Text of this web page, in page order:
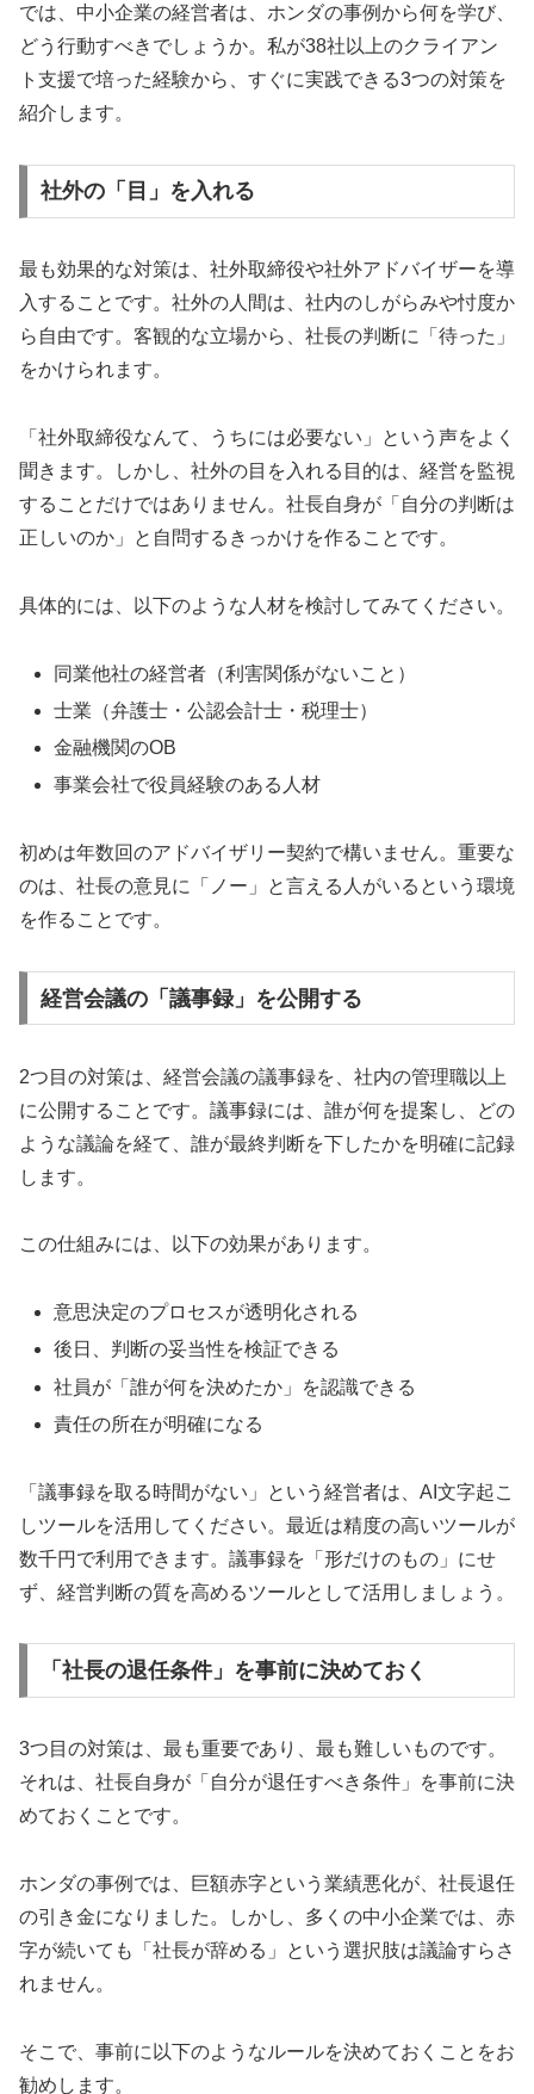
では、中小企業の経営者は、ホンダの事例から何を学び、
どう行動すべきでしょうか。私が38社以上のクライアン
ト支援で培った経験から、すぐに実践できる3つの対策を
紹介します。
社外の「目」を入れる
最も効果的な対策は、社外取締役や社外アドバイザーを導
入することです。社外の人間は、社内のしがらみや忖度か
ら自由です。客観的な立場から、社長の判断に「待った」
をかけられます。
「社外取締役なんて、うちには必要ない」という声をよく
聞きます。しかし、社外の目を入れる目的は、経営を監視
することだけではありません。社長自身が「自分の判断は
正しいのか」と自問するきっかけを作ることです。
具体的には、以下のような人材を検討してみてください。
同業他社の経営者（利害関係がないこと）
士業（弁護士・公認会計士・税理士）
金融機関のOB
事業会社で役員経験のある人材
初めは年数回のアドバイザリー契約で構いません。重要な
のは、社長の意見に「ノー」と言える人がいるという環境
を作ることです。
経営会議の「議事録」を公開する
2つ目の対策は、経営会議の議事録を、社内の管理職以上
に公開することです。議事録には、誰が何を提案し、どの
ような議論を経て、誰が最終判断を下したかを明確に記録
します。
この仕組みには、以下の効果があります。
意思決定のプロセスが透明化される
後日、判断の妥当性を検証できる
社員が「誰が何を決めたか」を認識できる
責任の所在が明確になる
「議事録を取る時間がない」という経営者は、AI文字起こ
しツールを活用してください。最近は精度の高いツールが
数千円で利用できます。議事録を「形だけのもの」にせ
ず、経営判断の質を高めるツールとして活用しましょう。
「社長の退任条件」を事前に決めておく
3つ目の対策は、最も重要であり、最も難しいものです。
それは、社長自身が「自分が退任すべき条件」を事前に決
めておくことです。
ホンダの事例では、巨額赤字という業績悪化が、社長退任
の引き金になりました。しかし、多くの中小企業では、赤
字が続いても「社長が辞める」という選択肢は議論すらさ
れません。
そこで、事前に以下のようなルールを決めておくことをお
勧めします。